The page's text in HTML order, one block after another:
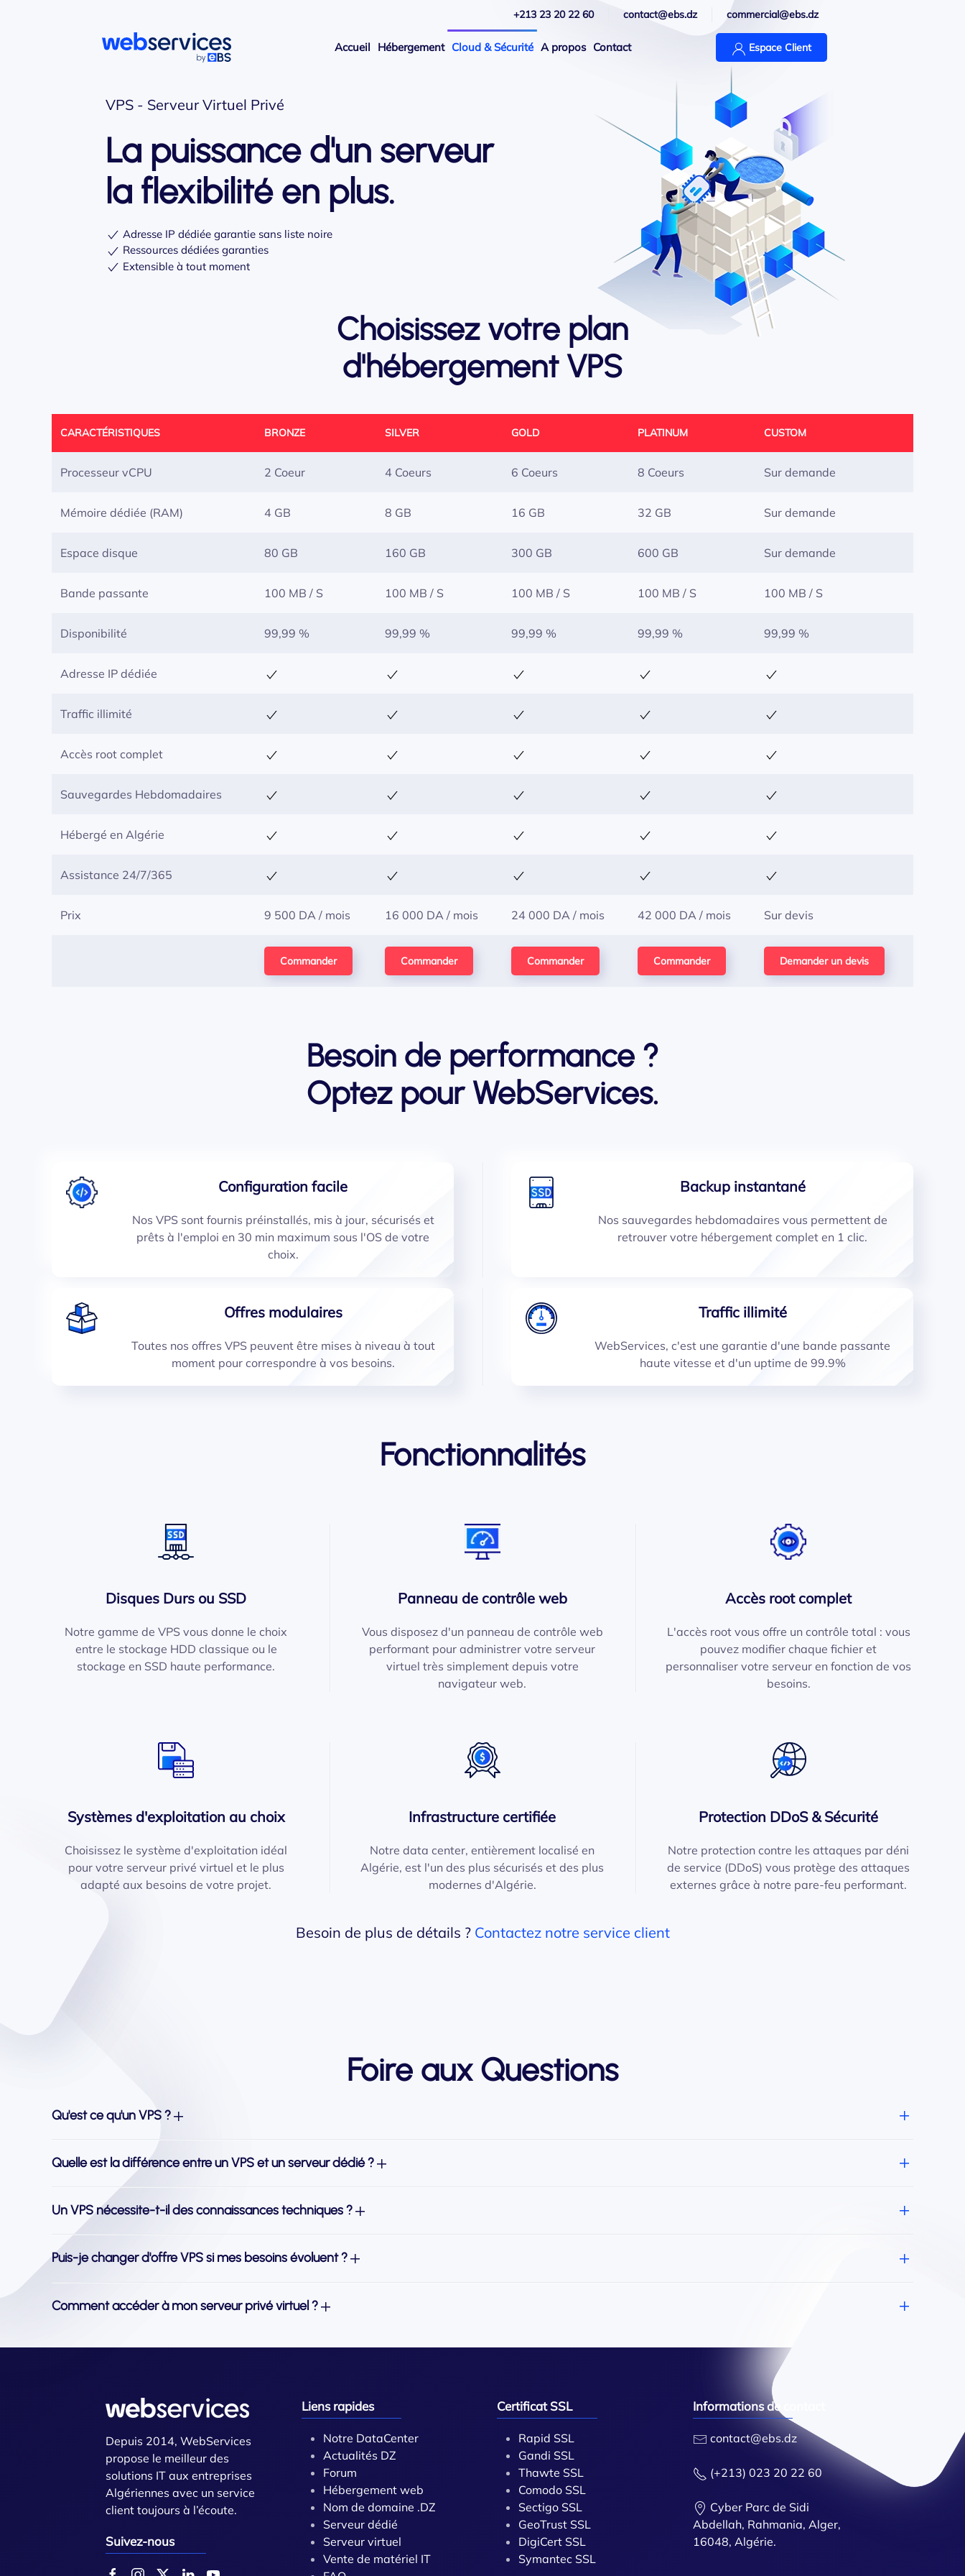
Accéder au contenu principal
+213 23 20 22 60 contact@ebs.dz commercial@ebs.dz
Accueil Hébergement Cloud & Sécurité A propos Contact Espace Client
VPS - Serveur Virtuel Privé
La puissance d'un serveur
la flexibilité en plus.
Adresse IP dédiée garantie sans liste noire
Ressources dédiées garanties
Extensible à tout moment
Choisissez votre plan
d'hébergement VPS
CARACTÉRISTIQUES BRONZE SILVER GOLD PLATINUM CUSTOM
Processeur vCPU 2 Coeur 4 Coeurs 6 Coeurs 8 Coeurs Sur demande
Mémoire dédiée (RAM) 4 GB 8 GB 16 GB 32 GB Sur demande
Espace disque 80 GB 160 GB 300 GB 600 GB Sur demande
Bande passante 100 MB / S 100 MB / S 100 MB / S 100 MB / S 100 MB / S
Disponibilité 99,99 % 99,99 % 99,99 % 99,99 % 99,99 %
Adresse IP dédiée
Traffic illimité
Accès root complet
Sauvegardes Hebdomadaires
Hébergé en Algérie
Assistance 24/7/365
Prix 9 500 DA / mois 16 000 DA / mois 24 000 DA / mois 42 000 DA / mois Sur devis
Commander Commander Commander Commander Demander un devis
Besoin de performance ?
Optez pour WebServices.
Configuration facile
Nos VPS sont fournis préinstallés, mis à jour, sécurisés et
prêts à l'emploi en 30 min maximum sous l'OS de votre
choix.
Backup instantané
Nos sauvegardes hebdomadaires vous permettent de
retrouver votre hébergement complet en 1 clic.
Offres modulaires
Toutes nos offres VPS peuvent être mises à niveau à tout
moment pour correspondre à vos besoins.
Traffic illimité
WebServices, c'est une garantie d'une bande passante
haute vitesse et d'un uptime de 99.9%
Fonctionnalités
Disques Durs ou SSD
Notre gamme de VPS vous donne le choix
entre le stockage HDD classique ou le
stockage en SSD haute performance.
Panneau de contrôle web
Vous disposez d'un panneau de contrôle web
performant pour administrer votre serveur
virtuel très simplement depuis votre
navigateur web.
Accès root complet
L'accès root vous offre un contrôle total : vous
pouvez modifier chaque fichier et
personnaliser votre serveur en fonction de vos
besoins.
Systèmes d'exploitation au choix
Choisissez le système d'exploitation idéal
pour votre serveur privé virtuel et le plus
adapté aux besoins de votre projet.
Infrastructure certifiée
Notre data center, entièrement localisé en
Algérie, est l'un des plus sécurisés et des plus
modernes d'Algérie.
Protection DDoS & Sécurité
Notre protection contre les attaques par déni
de service (DDoS) vous protège des attaques
externes grâce à notre pare-feu performant.
Besoin de plus de détails ? Contactez notre service client
Foire aux Questions
Qu'est ce qu'un VPS ?
Quelle est la différence entre un VPS et un serveur dédié ?
Un VPS nécessite-t-il des connaissances techniques ?
Puis-je changer d'offre VPS si mes besoins évoluent ?
Comment accéder à mon serveur privé virtuel ?
Depuis 2014, WebServices
propose le meilleur des
solutions IT aux entreprises
Algériennes avec un service
client toujours à l’écoute.
Suivez-nous
Liens rapides
Notre DataCenter
Actualités DZ
Forum
Hébergement web
Nom de domaine .DZ
Serveur dédié
Serveur virtuel
Vente de matériel IT
Certificat SSL
Rapid SSL
Gandi SSL
Thawte SSL
Comodo SSL
Sectigo SSL
GeoTrust SSL
DigiCert SSL
Symantec SSL
Informations de contact
contact@ebs.dz
(+213) 023 20 22 60
Cyber Parc de Sidi
Abdellah, Rahmania, Alger,
16048, Algérie.